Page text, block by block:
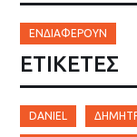
ΕΝΔΙΑΦΈΡΟΥΝ
ΕΤΙΚΈΤΕΣ
DANIEL